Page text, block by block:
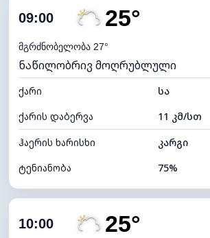
ღრუბლიანობა
ნამის წერტილი
ხილვადობა
10 კმ
განათების ინდექსი 7 (ნათელი)
ღრუბლის სიმაღლე 8720 მ
09:00 25°
მგრძნობელობა 27°
ნაწილობრივ მოღრუბლული
ქარი
სა
ქარის დაბერვა
11 კმ/სთ
ჰაერის ხარისხი
კარგი
ტენიანობა
75%
ღრუბლიანობა
10:00 25°